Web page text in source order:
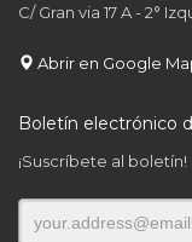
C/ Gran via 17 A - 2°
Abrir en Google
Boletín electrónico
¡Suscríbete al boletín!